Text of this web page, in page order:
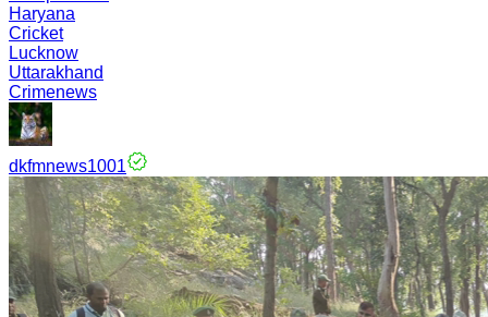
Haryana
Cricket
Lucknow
Uttarakhand
Crimenews
dkfmnews1001